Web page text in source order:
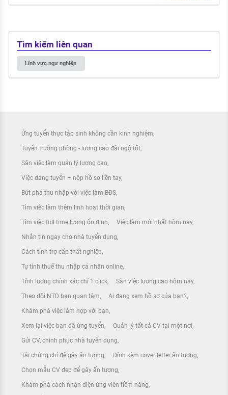
Tìm kiếm liên quan
Lĩnh vực ngư nghiệp
Ứng tuyển thực tập sinh không cần kinh nghiệm
Tuyển trưởng phòng - lương cao đãi ngộ tốt
Săn việc làm quản lý lương cao
Việc đang tuyển – nộp hồ sơ liền tay
Bứt phá thu nhập với việc làm BĐS
Tìm việc làm thêm linh hoạt thời gian
Tìm việc full time lương ổn định Việc làm mới nhất hôm nay
Nhắn tin ngay cho nhà tuyển dụng
Cách tính trợ cấp thất nghiệp
Tự tính thuế thu nhập cá nhân online
Tính lương chính xác chỉ 1 click Săn việc lương cao hôm nay
Theo dõi NTD bạn quan tâm Ai đang xem hồ sơ của bạn?
Khám phá việc làm hợp với bạn
Xem lại việc bạn đã ứng tuyển Quản lý tất cả CV tại một nơi
Gửi CV, chinh phục nhà tuyển dụng
Tải chứng chỉ để gây ấn tượng Đính kèm cover letter ấn tượng
Chọn mẫu CV đẹp để gây ấn tượng
Khám phá cách nhận diện ứng viên tiềm năng